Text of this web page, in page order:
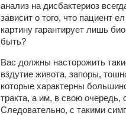
анализ на дисбактериоз
зависит о того, что пациент
картину гарантирует лишь
быть?
Вас должны насторожить
вздутие живота, запоры,
которые характерны
тракта, а им, в свою очередь,
Следовательно, с такими